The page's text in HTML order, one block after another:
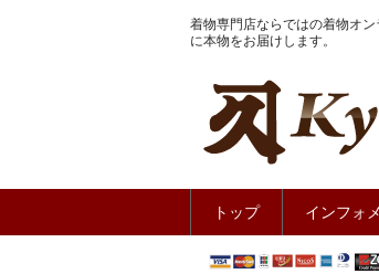
着物専門店ならではの着物オ
に本物をお届けします。
トップ インフォ